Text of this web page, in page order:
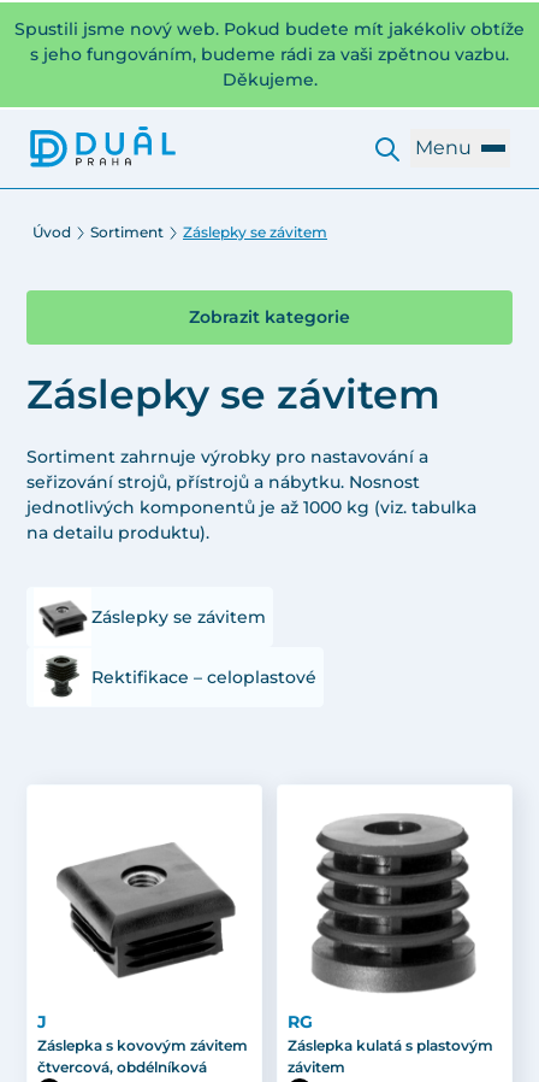
Spustili jsme nový web. Pokud budete mít jakékoliv obtíže
s jeho fungováním, budeme rádi za vaši zpětnou vazbu.
Děkujeme.
Menu
Úvod Sortiment Záslepky se závitem
Zobrazit kategorie
Záslepky se závitem
Sortiment zahrnuje výrobky pro nastavování a
seřizování strojů, přístrojů a nábytku. Nosnost
jednotlivých komponentů je až 1000 kg (viz. tabulka
na detailu produktu).
Záslepky se závitem
Rektifikace – celoplastové
J
Záslepka s kovovým závitem
čtvercová, obdélníková
RG
Záslepka kulatá s plastovým
závitem